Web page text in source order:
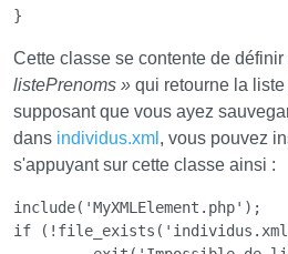
}
Cette classe se contente de
listePrenoms » qui retourne la
supposant que vous ayez
dans individus.xml , vous pouvez
s'appuyant sur cette classe ainsi :
include('MyXMLElement.php');
if